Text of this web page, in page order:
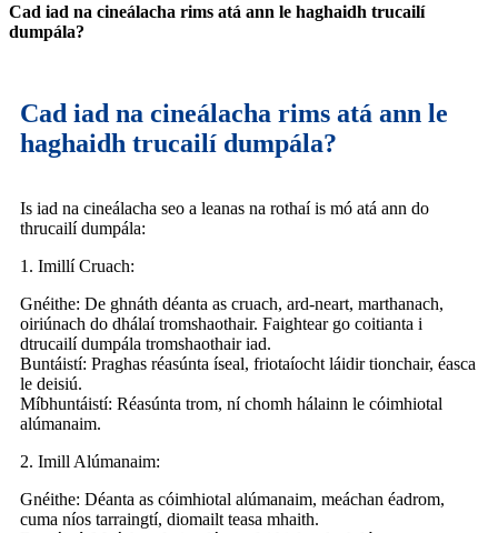
Cad iad na cineálacha rims atá ann le haghaidh trucailí
dumpála?
Cad iad na cineálacha rims atá ann le
haghaidh trucailí dumpála?
Is iad na cineálacha seo a leanas na rothaí is mó atá ann do
thrucailí dumpála:
1. Imillí Cruach:
Gnéithe: De ghnáth déanta as cruach, ard-neart, marthanach,
oiriúnach do dhálaí tromshaothair. Faightear go coitianta i
dtrucailí dumpála tromshaothair iad.
Buntáistí: Praghas réasúnta íseal, friotaíocht láidir tionchair, éasca
le deisiú.
Míbhuntáistí: Réasúnta trom, ní chomh hálainn le cóimhiotal
alúmanaim.
2. Imill Alúmanaim:
Gnéithe: Déanta as cóimhiotal alúmanaim, meáchan éadrom,
cuma níos tarraingtí, diomailt teasa mhaith.